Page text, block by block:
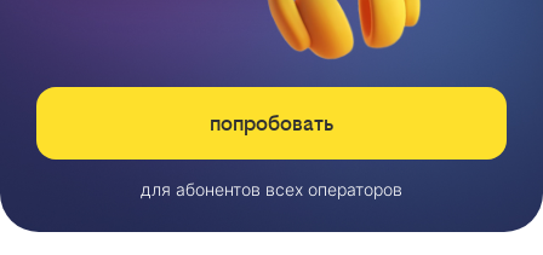
попробовать
для абонентов всех операторов